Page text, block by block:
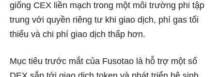
giống CEX liền mạch trong một môi trường phi tập
trung với quyền riêng tư khi giao dịch, phí gas tối
thiểu và chi phí giao dịch thấp hơn.
Mục tiêu trước mắt của Fusotao là hỗ trợ một số